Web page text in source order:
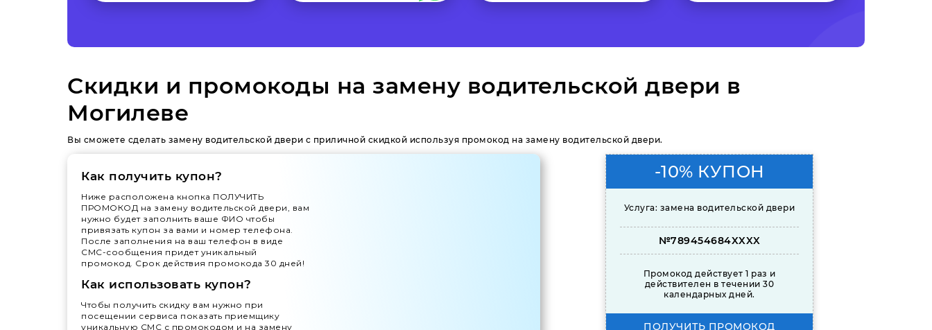
Скидки и промокоды на замену водительской двери в
Могилеве
Вы сможете сделать замену водительской двери с приличной скидкой используя промокод на замену водительской двери.
Как получить купон?
Ниже расположена кнопка ПОЛУЧИТЬ
ПРОМОКОД на замену водительской двери, вам
нужно будет заполнить ваше ФИО чтобы
привязать купон за вами и номер телефона.
После заполнения на ваш телефон в виде
СМС-сообщения придет уникальный
промокод. Срок действия промокода 30 дней!
Как использовать купон?
Чтобы получить скидку вам нужно при
посещении сервиса показать приемщику
уникальную СМС с промокодом и на замену
-10% КУПОН
Услуга: замена водительской двери
№789454684XXXX
Промокод действует 1 раз и
действителен в течении 30
календарных дней.
ПОЛУЧИТЬ ПРОМОКОД